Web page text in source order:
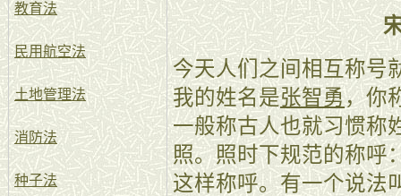
教育法
民用航空法
土地管理法
消防法
种子法
今天人们之间相互称号
我的姓名是张智勇，你
一般称古人也就习惯称
照。照时下规范的称呼
这样称呼。有一个说法